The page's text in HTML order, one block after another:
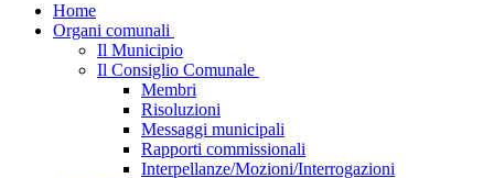
Home
Organi comunali
Il Municipio
Il Consiglio Comunale
Membri
Risoluzioni
Messaggi municipali
Rapporti commissionali
Interpellanze/Mozioni/Interrogazioni